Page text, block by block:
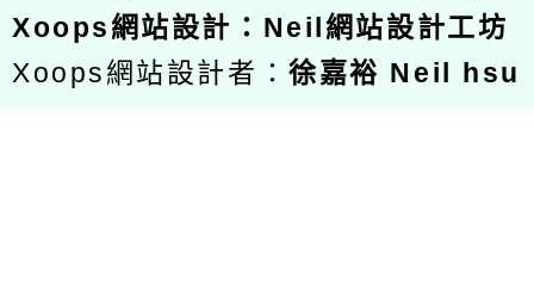
Xoops網站設計 ： Neil網站設計工坊
Xoops網站設計者：徐嘉裕 Neil hsu